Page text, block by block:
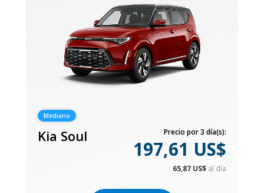
Mediano
Kia Soul Precio por 3 día(s):
197,61 US$
65,87 US$ al día